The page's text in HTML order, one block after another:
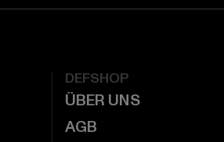
DEFSHOP
ÜBER UNS
AGB